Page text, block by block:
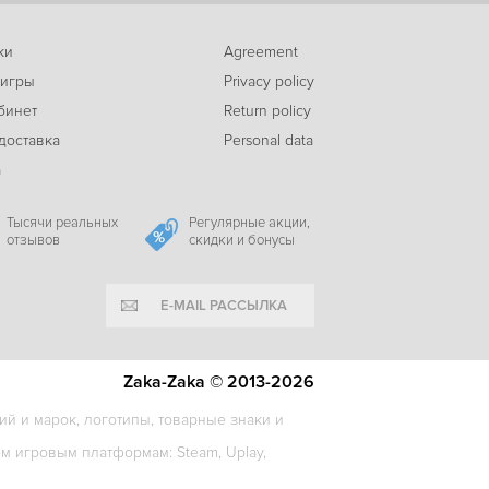
Agreement
Privacy policy
Return policy
Personal data
Тысячи реальных
отзывов
Регулярные акции,
скидки и бонусы
E-MAIL РАССЫЛКА
и марок, логотипы, товарные знаки и
игровым платформам: Steam, Uplay,
Zaka-Zaka © 2013-2026